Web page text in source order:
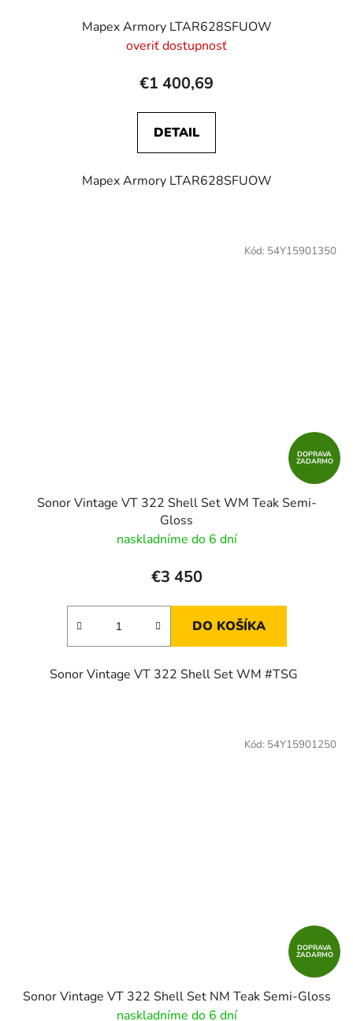
Mapex Armory LTAR628SFUOW
overiť dostupnosť
€1 400,69
DETAIL
Mapex Armory LTAR628SFUOW
DOPRAVA
ZADARMO
Sonor Vintage VT 322 Shell Set WM Teak Semi-
Gloss
naskladníme do 6 dní
€3 450
DO KOŠÍKA
Sonor Vintage VT 322 Shell Set WM #TSG
Kód: 54Y15901350
DOPRAVA
ZADARMO
Sonor Vintage VT 322 Shell Set NM Teak Semi-Gloss
naskladníme do 6 dní
Kód: 54Y15901250